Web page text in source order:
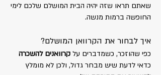
שאתם תראו שזה יהיה הבית המושלם שלכם לימי
החופשה ברמות מנשה.
איך לבחור את הקרוואן המושלם?
כפי שהוזכר, כשמדברים על קרוואנים להשכרה
כדאי לדעת שיש מבחר גדול, ולכן לא מומלץ